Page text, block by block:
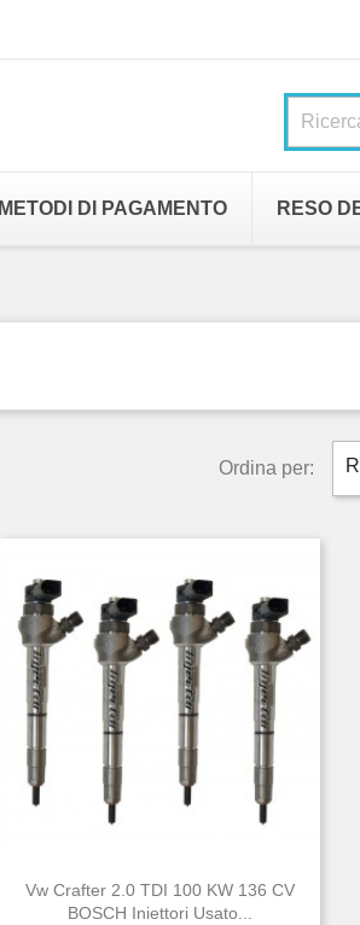
METODI DI PAGAMENTO RESO
Ordina per:
Vw Crafter 2.0 TDI 100 KW 136 CV
BOSCH Iniettori Usato...